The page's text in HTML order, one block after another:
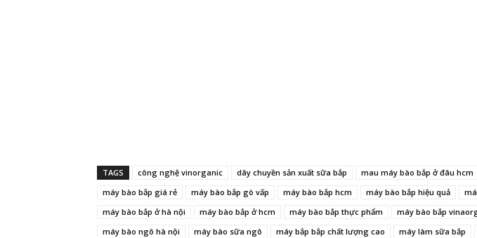
TAGS công nghệ vinorganic dây chuyền sản xuất sữa bắp mau máy bào bắp ở đâu hcm
máy bào bắp giá rẻ
máy bào bắp gò vấp máy bào bắp hcm máy bào bắp hiệu quả
máy bào bắp ở hà nội
máy bào bắp ở hcm máy bào bắp thực phẩm
máy bào bắp
máy bào ngô hà nội
máy bào sữa ngô máy bắp bắp chất lượng cao máy làm sữa bắp